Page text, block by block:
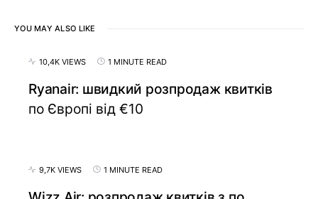
YOU MAY ALSO LIKE
10,4K VIEWS 1 MINUTE READ
Ryanair: швидкий розпродаж квитків
по Європі від €10
9,7K VIEWS 1 MINUTE READ